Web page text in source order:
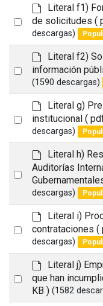
t
Select
d
e
f
a
l
t
Literal f1)
de solicitudes (
descargas)
Select
d
e
f
a
l
t
Literal f2)
información
(1590 descargas)
Select
d
e
f
a
l
t
Literal g)
institucional (
descargas)
Select
item
d
e
f
a
t
Literal h)
Auditorías
descargas)
Select
d
e
f
a
l
Literal i)
contrataciones (
descargas)
Select
d
e
f
a
Literal j)
que han
KB ) (1582